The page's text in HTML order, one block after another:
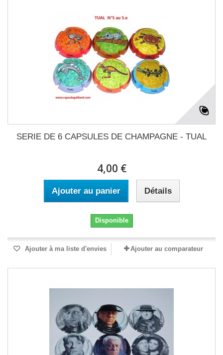
SERIE DE 6 CAPSULES DE CHAMPAGNE - TUAL
4,00 €
Ajouter au panier Détails
Disponible
Ajouter à ma liste d'envies Ajouter au comparateur